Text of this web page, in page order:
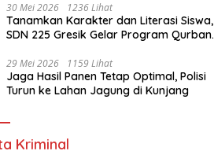
30 Mei 2026 1236 Lihat
Tanamkan Karakter dan Literasi Siswa,
SDN 225 Gresik Gelar Program Qurban
29 Mei 2026 1159 Lihat
Jaga Hasil Panen Tetap Optimal, Polisi
Turun ke Lahan Jagung di Kunjang
Kriminal